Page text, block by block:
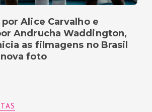
Alice Carvalho e
Andrucha Waddington,
as filmagens no Brasil
foto